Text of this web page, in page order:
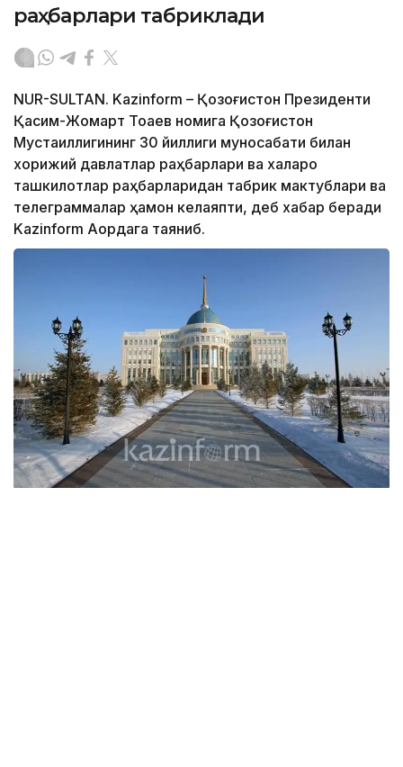
раҳбарлари табриклади
NUR-SULTAN. Kazinform – Қозоғистон Президенти
Қасим-Жомарт Тоқаев номига Қозоғистон
Мустақиллигининг 30 йиллиги муносабати билан
хорижий давлатлар раҳбарлари ва халқаро
ташкилотлар раҳбарларидан табрик мактублари ва
телеграммалар ҳамон келаяпти, деб хабар беради
Kazinform Ақордага таяниб.